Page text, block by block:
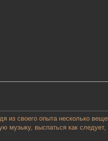
из своего опыта несколько
выспаться как следует,